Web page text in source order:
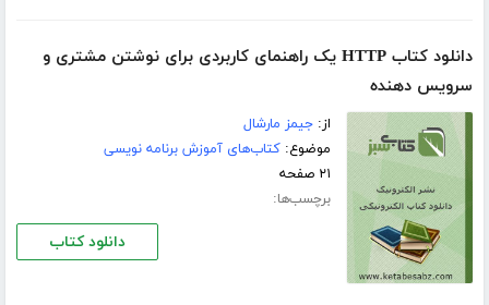
دانلود کتاب HTTP یک راهنمای کاربردی برای نوشتن مشتری و
سرویس دهنده
از:جیمز مارشال
موضوع:کتاب‌های آموزش برنامه نویسی
۲۱ صفحه
برچسب‌ها:
دانلود کتاب